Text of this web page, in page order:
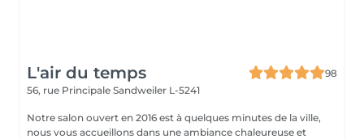
L'air du temps
98
56, rue Principale Sandweiler L-5241
Notre salon ouvert en 2016 est à quelques minutes de la ville,
nous vous accueillons dans une ambiance chaleureuse et